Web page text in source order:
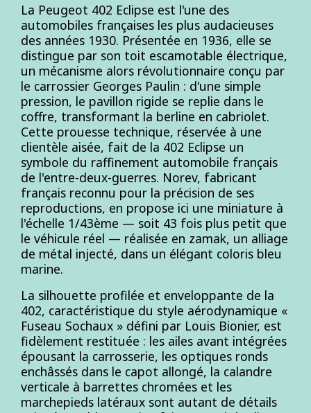
La Peugeot 402 Eclipse est l'une des
automobiles françaises les plus audacieuses
des années 1930. Présentée en 1936, elle se
distingue par son toit escamotable électrique,
un mécanisme alors révolutionnaire conçu par
le carrossier Georges Paulin : d'une simple
pression, le pavillon rigide se replie dans le
coffre, transformant la berline en cabriolet.
Cette prouesse technique, réservée à une
clientèle aisée, fait de la 402 Eclipse un
symbole du raffinement automobile français
de l'entre-deux-guerres. Norev, fabricant
français reconnu pour la précision de ses
reproductions, en propose ici une miniature à
l'échelle 1/43ème — soit 43 fois plus petit que
le véhicule réel — réalisée en zamak, un alliage
de métal injecté, dans un élégant coloris bleu
marine.
La silhouette profilée et enveloppante de la
402, caractéristique du style aérodynamique «
Fuseau Sochaux » défini par Louis Bionier, est
fidèlement restituée : les ailes avant intégrées
épousant la carrosserie, les optiques ronds
enchâssés dans le capot allongé, la calandre
verticale à barrettes chromées et les
marchepieds latéraux sont autant de détails